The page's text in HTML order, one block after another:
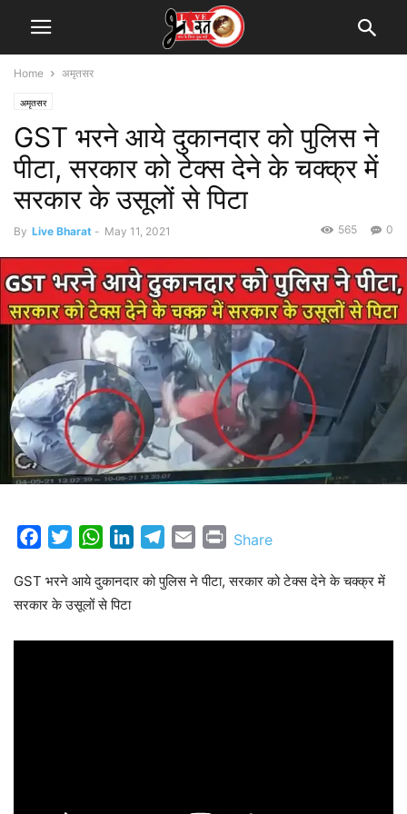
Home अमृतसर
अमृतसर
GST भरने आये दुकानदार को पुलिस ने
पीटा, सरकार को टेक्स देने के चक्क्र में
सरकार के उसूलों से पिटा
By Live Bharat - May 11, 2021 0
565
FacebookTwitterWhatsAppLinkedInTelegram
Email Print
Share
GST भरने आये दुकानदार को पुलिस ने पीटा, सरकार को टेक्स देने के चक्क्र में
सरकार के उसूलों से पिटा